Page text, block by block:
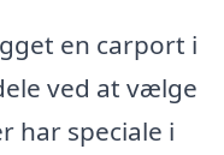
en carport i
ved at vælge
har speciale i